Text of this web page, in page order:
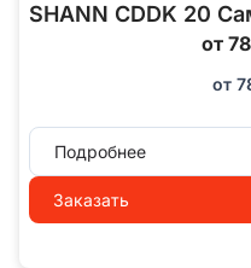
SHANN CDDK 20
от
от
Подробнее
Заказать